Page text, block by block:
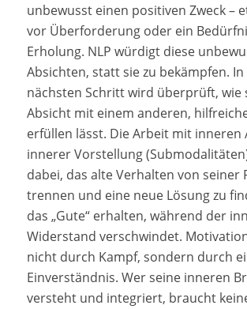
unbewusst einen positiven Zweck –
vor Überforderung oder ein
Erholung. NLP würdigt diese
Absichten, statt sie zu bekämpfen.
nächsten Schritt wird überprüft, wie
Absicht mit einem anderen,
erfüllen lässt. Die Arbeit mit inneren
innerer Vorstellung
dabei, das alte Verhalten von seiner
trennen und eine neue Lösung zu
das „Gute“ erhalten, während der
Widerstand verschwindet.
nicht durch Kampf, sondern durch
Einverständnis. Wer seine inneren
versteht und integriert, braucht